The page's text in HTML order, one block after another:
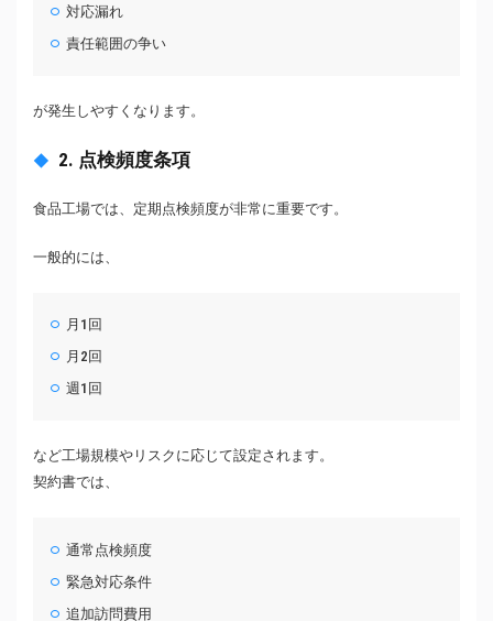
対応漏れ
責任範囲の争い
が発生しやすくなります。
2. 点検頻度条項
食品工場では、定期点検頻度が非常に重要です。
一般的には、
月1回
月2回
週1回
など工場規模やリスクに応じて設定されます。
契約書では、
通常点検頻度
緊急対応条件
追加訪問費用